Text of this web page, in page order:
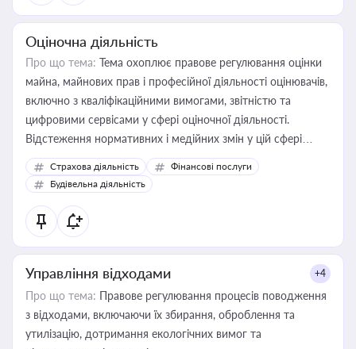
Оціночна діяльність
Про що тема: Тема охоплює правове регулювання оцінки
майна, майнових прав і професійної діяльності оцінювачів,
включно з кваліфікаційними вимогами, звітністю та
цифровими сервісами у сфері оціночної діяльності.
Відстеження нормативних і медійних змін у цій сфері
корисне для власника бізнесу, керівника, юриста або
бухгалтера під час оподаткування, приватизації, оренди
державного майна, корпоративних угод і перевірки
статусу суб'єктів оціночної діяльності
Страхова діяльність
Фінансові послуги
Будівельна діяльність
Управління відходами +4
Про що тема: Правове регулювання процесів поводження
з відходами, включаючи їх збирання, оброблення та
утилізацію, дотримання екологічних вимог та